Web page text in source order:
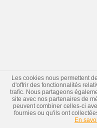
Les cookies nous permettent
d'offrir des fonctionnalités
trafic. Nous partageons
site avec nos partenaires de
peuvent combiner celles-ci
fournies ou qu'ils ont
En